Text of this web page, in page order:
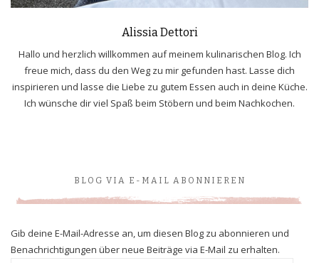
Alissia Dettori
Hallo und herzlich willkommen auf meinem kulinarischen Blog. Ich
freue mich, dass du den Weg zu mir gefunden hast. Lasse dich
inspirieren und lasse die Liebe zu gutem Essen auch in deine Küche.
Ich wünsche dir viel Spaß beim Stöbern und beim Nachkochen.
BLOG VIA E-MAIL ABONNIEREN
Gib deine E-Mail-Adresse an, um diesen Blog zu abonnieren und
Benachrichtigungen über neue Beiträge via E-Mail zu erhalten.